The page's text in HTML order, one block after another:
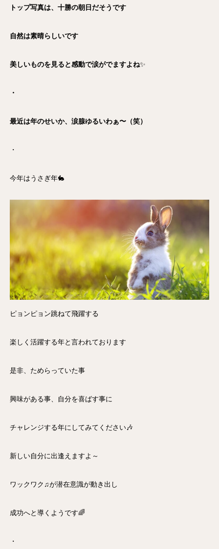
トップ写真は、十勝の朝日だそうです
自然は素晴らしいです
美しいものを見ると感動で涙がでますよね✨
・
最近は年のせいか、涙腺ゆるいわぁ〜（笑）
・
今年はうさぎ年🐇
ピョンピョン跳ねて飛躍する
楽しく活躍する年と言われております
是非、ためらっていた事
興味がある事、自分を喜ばす事に
チャレンジする年にしてみてください🎶
新しい自分に出逢えますよ～
ワックワク♫が潜在意識が動き出し
成功へと導くようです🌈
・